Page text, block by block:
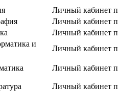
Личный кабинет
Личный кабинет
Личный кабинет
и
Личный кабинет
Личный кабинет
Личный кабинет